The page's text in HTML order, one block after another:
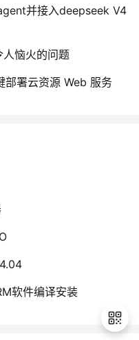
并接入deepseek V4
恼火的问题
部署云资源 Web 服务
软件编译安装